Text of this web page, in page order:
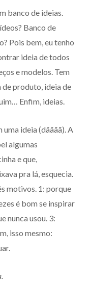
banco de ideias.
Banco de
Pois bem, eu tenho
ideia de todos
e modelos. Tem
de produto, ideia de
Enfim, ideias.
ideia (dãããã). A
algumas
e que,
pra lá, esquecia.
motivos. 1: porque
é bom se inspirar
nunca usou. 3:
isso mesmo: